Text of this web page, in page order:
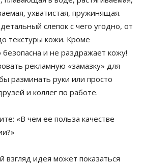
ухватистая, пружинящая.
слепок с чего угодно, от
текстуры кожи. Кроме
безопасна и не раздражает кожу!
рекламную «замазку» для
разминать руки или просто
и коллег по работе.
«В чем ее польза качестве
взгляд идея может показаться